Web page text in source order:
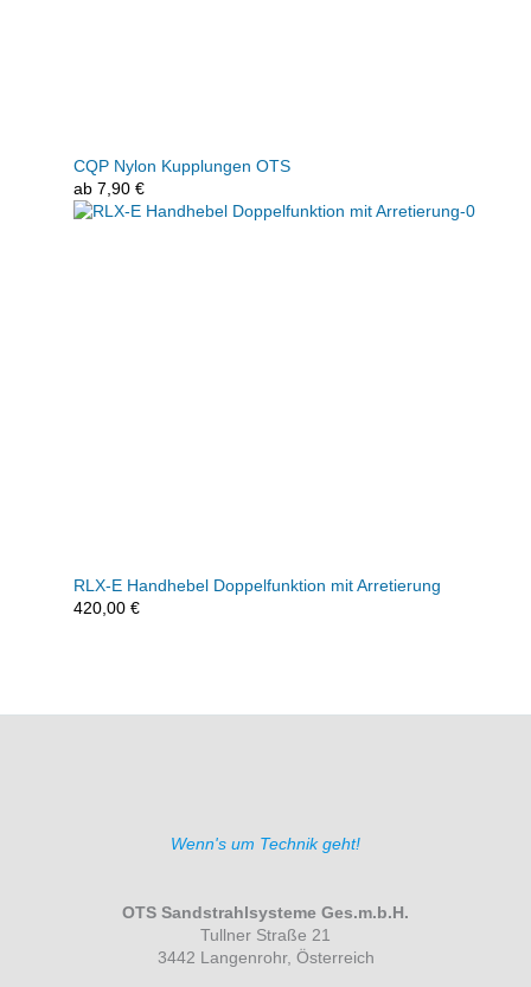
CQP Nylon Kupplungen OTS
ab 7,90 €
RLX-E Handhebel Doppelfunktion mit Arretierung
420,00 €
Wenn's um Technik geht!
OTS Sandstrahlsysteme Ges.m.b.H.
Tullner Straße 21
3442 Langenrohr, Österreich